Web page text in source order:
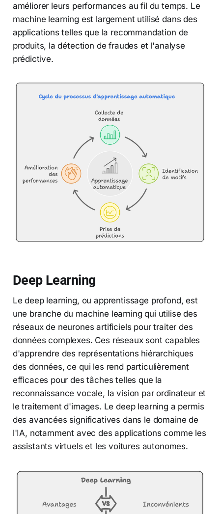
améliorer leurs performances au fil du temps. Le
machine learning est largement utilisé dans des
applications telles que la recommandation de
produits, la détection de fraudes et l'analyse
prédictive.
Deep Learning
Le deep learning, ou apprentissage profond, est
une branche du machine learning qui utilise des
réseaux de neurones artificiels pour traiter des
données complexes. Ces réseaux sont capables
d'apprendre des représentations hiérarchiques
des données, ce qui les rend particulièrement
efficaces pour des tâches telles que la
reconnaissance vocale, la vision par ordinateur et
le traitement d'images. Le deep learning a permis
des avancées significatives dans le domaine de
l'IA, notamment avec des applications comme les
assistants virtuels et les voitures autonomes.